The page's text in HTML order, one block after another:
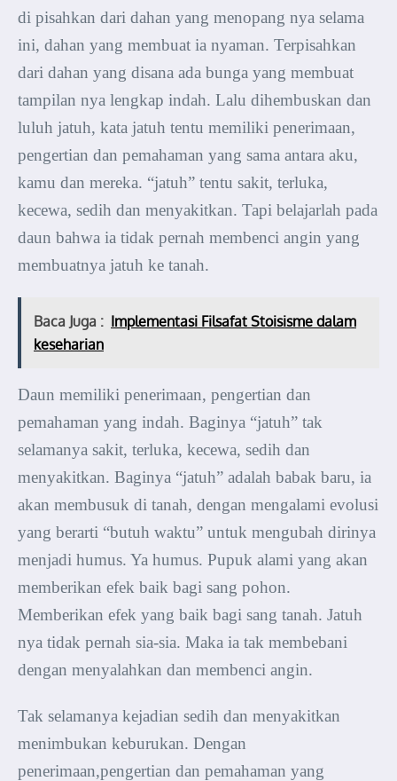
di pisahkan dari dahan yang menopang nya selama
ini, dahan yang membuat ia nyaman. Terpisahkan
dari dahan yang disana ada bunga yang membuat
tampilan nya lengkap indah. Lalu dihembuskan dan
luluh jatuh, kata jatuh tentu memiliki penerimaan,
pengertian dan pemahaman yang sama antara aku,
kamu dan mereka. “jatuh” tentu sakit, terluka,
kecewa, sedih dan menyakitkan. Tapi belajarlah pada
daun bahwa ia tidak pernah membenci angin yang
membuatnya jatuh ke tanah.
Baca Juga : Implementasi Filsafat Stoisisme dalam
keseharian
Daun memiliki penerimaan, pengertian dan
pemahaman yang indah. Baginya “jatuh” tak
selamanya sakit, terluka, kecewa, sedih dan
menyakitkan. Baginya “jatuh” adalah babak baru, ia
akan membusuk di tanah, dengan mengalami evolusi
yang berarti “butuh waktu” untuk mengubah dirinya
menjadi humus. Ya humus. Pupuk alami yang akan
memberikan efek baik bagi sang pohon.
Memberikan efek yang baik bagi sang tanah. Jatuh
nya tidak pernah sia-sia. Maka ia tak membebani
dengan menyalahkan dan membenci angin.
Tak selamanya kejadian sedih dan menyakitkan
menimbukan keburukan. Dengan
penerimaan,pengertian dan pemahaman yang